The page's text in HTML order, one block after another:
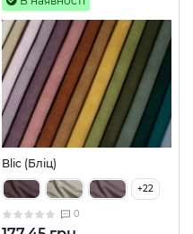
Blic (Бліц)
+22
0